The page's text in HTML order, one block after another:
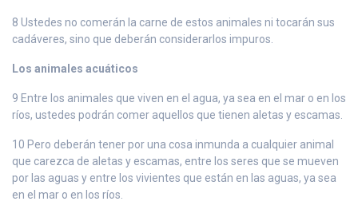
8 Ustedes no comerán la carne de estos animales ni tocarán sus
cadáveres, sino que deberán considerarlos impuros.
Los animales acuáticos
9 Entre los animales que viven en el agua, ya sea en el mar o en los
ríos, ustedes podrán comer aquellos que tienen aletas y escamas.
10 Pero deberán tener por una cosa inmunda a cualquier animal
que carezca de aletas y escamas, entre los seres que se mueven
por las aguas y entre los vivientes que están en las aguas, ya sea
en el mar o en los ríos.